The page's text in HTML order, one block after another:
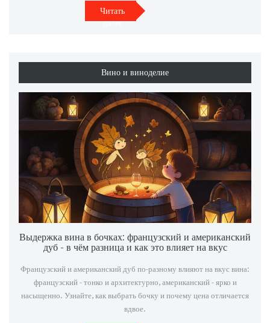
Читать
далее
Вино и виноделие
Выдержка вина в бочках: французский и американский
дуб - в чём разница и как это влияет на вкус
Французский и американский дуб по-разному влияют на вкус вина:
французский - тонко и архитектурно, американский - ярко и
насыщенно. Узнайте, как выбрать бочку и почему цена отличается
вдвое.